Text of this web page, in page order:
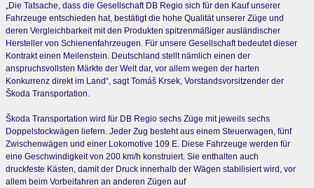
„Die Tatsache, dass die Gesellschaft DB Regio sich für den Kauf unserer
Fahrzeuge entschieden hat, bestätigt die hohe Qualität unserer Züge und
deren Vergleichbarkeit mit den Produkten spitzenmäßiger ausländischer
Hersteller von Schienenfahrzeugen. Für unsere Gesellschaft bedeutet dieser
Kontrakt einen Meilenstein. Deutschland stellt nämlich einen der
anspruchsvollsten Märkte der Welt dar, vor allem wegen der harten
Konkurrenz direkt im Land“, sagt Tomáš Krsek, Vorstandsvorsitzender der
Škoda Transportation.
Škoda Transportation wird für DB Regio sechs Züge mit jeweils sechs
Doppelstockwägen liefern. Jeder Zug besteht aus einem Steuerwagen, fünf
Zwischenwägen und einer Lokomotive 109 E. Diese Fahrzeuge werden für
eine Geschwindigkeit von 200 km/h konstruiert. Sie enthalten auch
druckfeste Kästen, damit der Druck innerhalb der Wägen stabilisiert wird, vor
allem beim Vorbeifahren an anderen Zügen auf